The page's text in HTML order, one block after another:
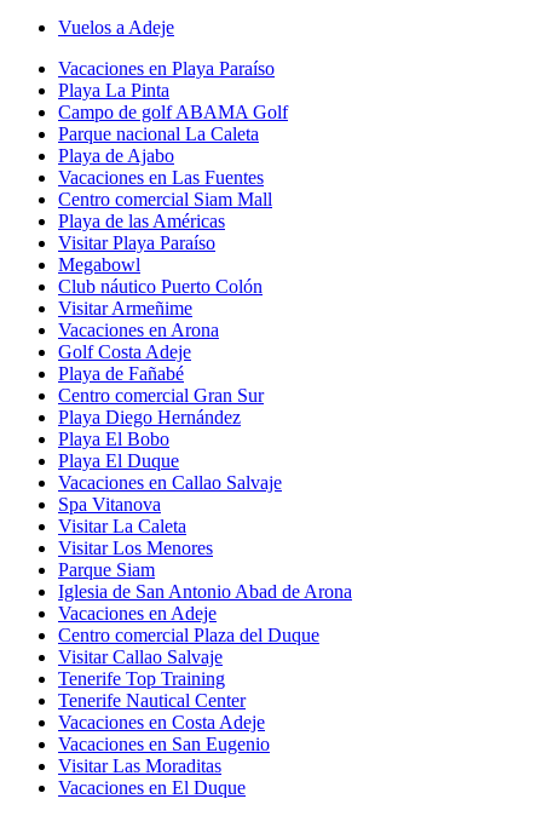
Vuelos a Adeje
Vacaciones en Playa Paraíso
Playa La Pinta
Campo de golf ABAMA Golf
Parque nacional La Caleta
Playa de Ajabo
Vacaciones en Las Fuentes
Centro comercial Siam Mall
Playa de las Américas
Visitar Playa Paraíso
Megabowl
Club náutico Puerto Colón
Visitar Armeñime
Vacaciones en Arona
Golf Costa Adeje
Playa de Fañabé
Centro comercial Gran Sur
Playa Diego Hernández
Playa El Bobo
Playa El Duque
Vacaciones en Callao Salvaje
Spa Vitanova
Visitar La Caleta
Visitar Los Menores
Parque Siam
Iglesia de San Antonio Abad de Arona
Vacaciones en Adeje
Centro comercial Plaza del Duque
Visitar Callao Salvaje
Tenerife Top Training
Tenerife Nautical Center
Vacaciones en Costa Adeje
Vacaciones en San Eugenio
Visitar Las Moraditas
Vacaciones en El Duque